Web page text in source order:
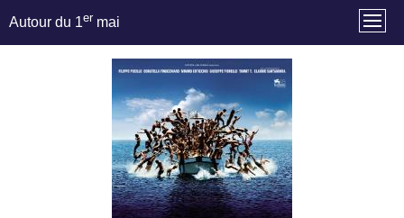
Autour du 1er mai